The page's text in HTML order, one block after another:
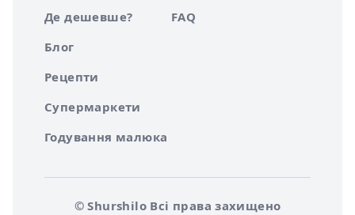
Де дешевше?
Блог
Рецепти
Супермаркети
Годування малюка
FAQ
© Shurshilo Всі права захищено